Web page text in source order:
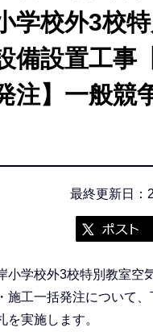
学校外3校
備設置工事
注】一般競
最終更新日：
小学校外3校特別教室空
施工一括発注について、
を実施します。